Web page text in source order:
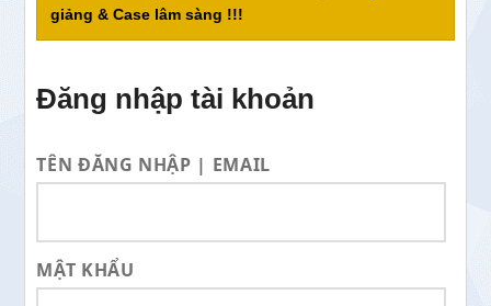
giảng & Case lâm sàng !!!
Đăng nhập tài khoản
TÊN ĐĂNG NHẬP | EMAIL
MẬT KHẨU